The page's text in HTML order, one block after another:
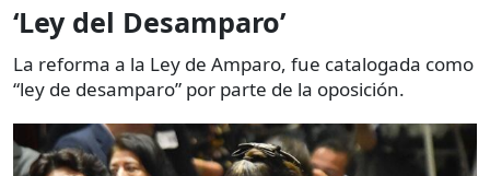
‘Ley del Desamparo’
La reforma a la Ley de Amparo, fue catalogada como
“ley de desamparo” por parte de la oposición.